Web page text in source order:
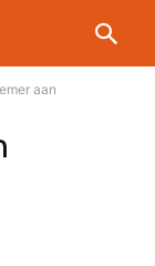
aan